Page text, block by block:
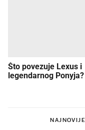
Što povezuje Lexus i
legendarnog Ponyja?
NAJNOVIJE